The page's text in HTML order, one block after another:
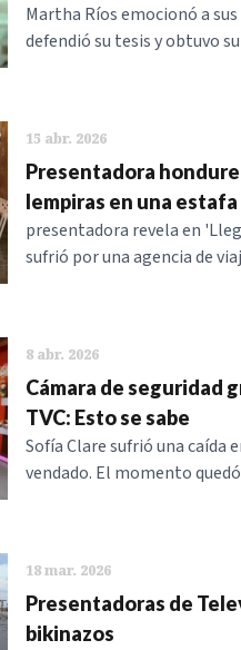
Martha Ríos emocionó a
defendió su tesis y obtuvo
15 abr. 2026
Presentadora
lempiras en una estafa
presentadora revela en
sufrió por una agencia de
8 abr. 2026
Cámara de seguridad
TVC: Esto se sabe
Sofía Clare sufrió una
vendado. El momento
18 mar. 2026
Presentadoras de
bikinazos